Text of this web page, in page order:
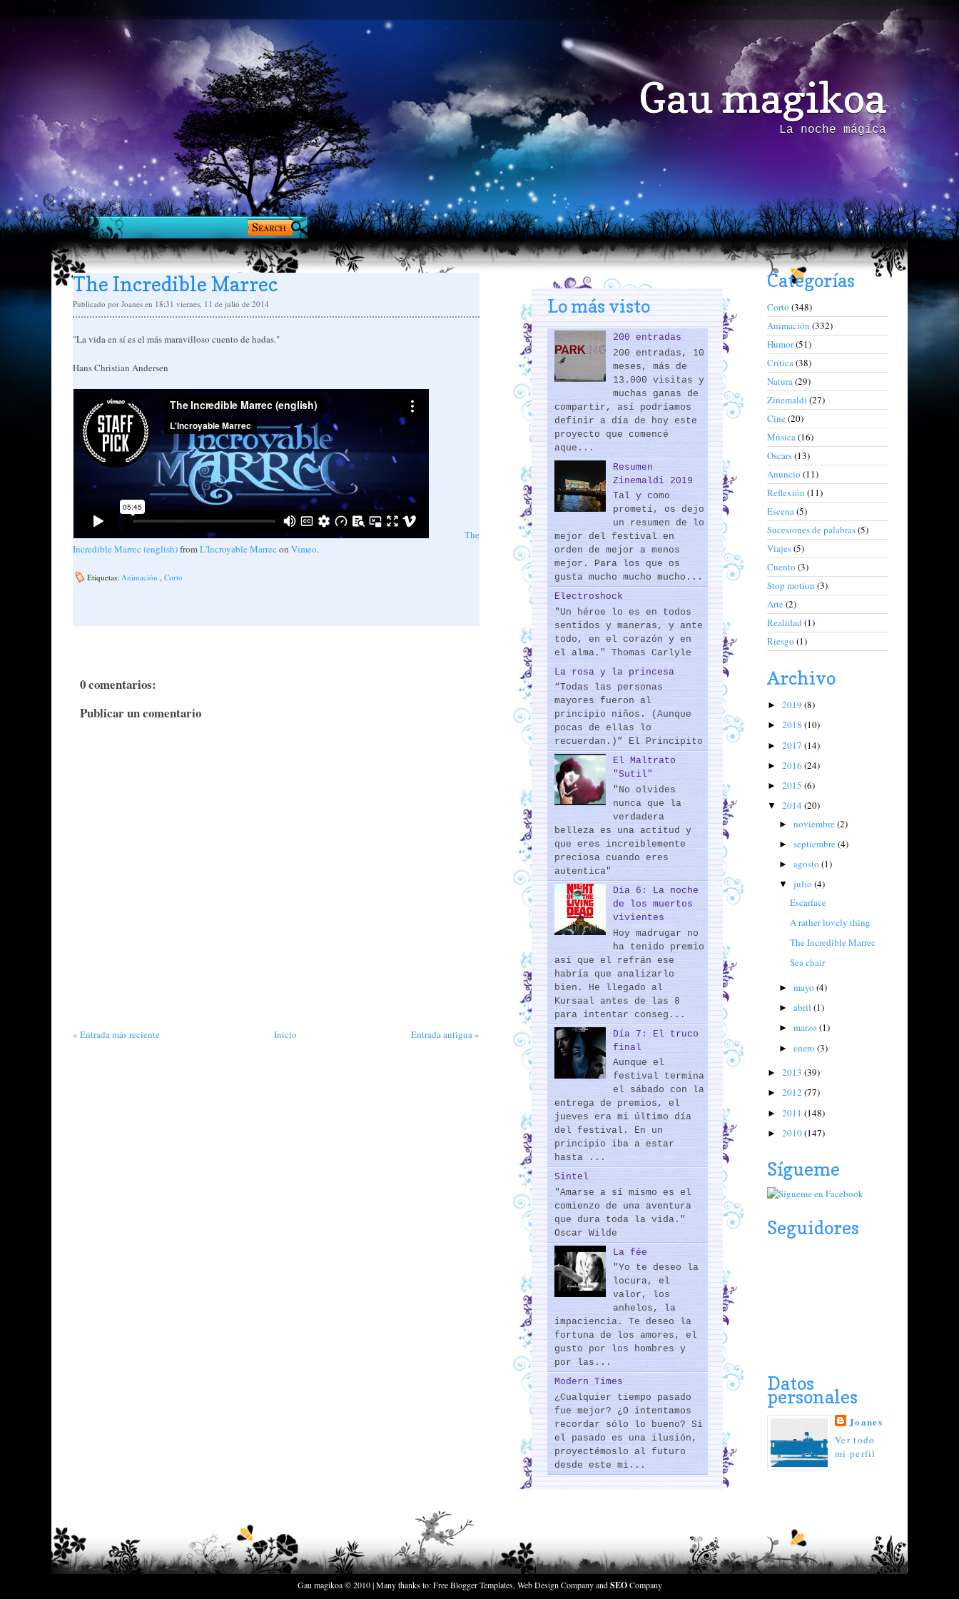
Gau magikoa
La noche mágica
The Incredible Marrec
Publicado por Joanes en 18:31 viernes, 11 de julio de 2014
"La vida en sí es el más maravilloso cuento de hadas."
Hans Christian Andersen
The
Incredible Marrec (english)fromL'Incroyable Marrec on Vimeo.
Etiquetas: Animación Corto
0 comentarios:
Publicar un comentario
« Entrada más reciente Entrada antigua »
Inicio
Lo más visto
200 entradas
200 entradas, 10
meses, más de
13.000 visitas y
muchas ganas de
compartir, así podríamos
definir a día de hoy este
proyecto que comencé
aque...
Resumen
Zinemaldi 2019
Tal y como
prometí, os dejo
un resumen de lo
mejor del festival en
orden de mejor a menos
mejor. Para los que os
gusta mucho mucho mucho...
Electroshock
"Un héroe lo es en todos
sentidos y maneras, y ante
todo, en el corazón y en
el alma." Thomas Carlyle
La rosa y la princesa
“Todas las personas
mayores fueron al
principio niños. (Aunque
pocas de ellas lo
recuerdan.)” El Principito
El Maltrato
"Sutil"
"No olvides
nunca que la
verdadera
belleza es una actitud y
que eres increiblemente
preciosa cuando eres
autentica"
Día 6: La noche
de los muertos
vivientes
Hoy madrugar no
ha tenido premio
así que el refrán ese
habría que analizarlo
bien. He llegado al
Kursaal antes de las 8
para intentar conseg...
Día 7: El truco
final
Aunque el
festival termina
el sábado con la
entrega de premios, el
jueves era mi último día
del festival. En un
principio iba a estar
hasta ...
Sintel
"Amarse a sí mismo es el
comienzo de una aventura
que dura toda la vida."
Oscar Wilde
La fée
"Yo te deseo la
locura, el
valor, los
anhelos, la
impaciencia. Te deseo la
fortuna de los amores, el
gusto por los hombres y
por las...
Modern Times
¿Cualquier tiempo pasado
fue mejor? ¿O intentamos
recordar sólo lo bueno? Si
el pasado es una ilusión,
proyectémoslo al futuro
desde este mi...
Categorías
Corto (348)
Animación (332)
Humor(51)
Crítica(38)
Natura(29)
Zinemaldi (27)
Cine(20)
Música(16)
Oscars(13)
Anuncio (11)
Reflexión (11)
Escena(5)
Sucesiones de palabras(5)
Viajes(5)
Cuento (3)
Stop motion (3)
Arte(2)
Realidad (1)
Riesgo (1)
Archivo
► 2019 (8)
► 2018 (10)
► 2017 (14)
► 2016 (24)
► 2015 (6)
▼ 2014 (20)
► noviembre(2)
► septiembre(4)
► agosto (1)
▼ julio (4)
Escarface
A rather lovely thing
The Incredible Marrec
Sea chair
► mayo (4)
► abril (1)
► marzo (1)
► enero (3)
► 2013 (39)
► 2012 (77)
► 2011 (148)
► 2010(147)
Sígueme
Seguidores
Datos
personales
Joanes
Ver todo
mi perfil
Gau magikoa© 2010 | Many thanks to:Free Blogger Templates, Web Design CompanyandSEOCompany